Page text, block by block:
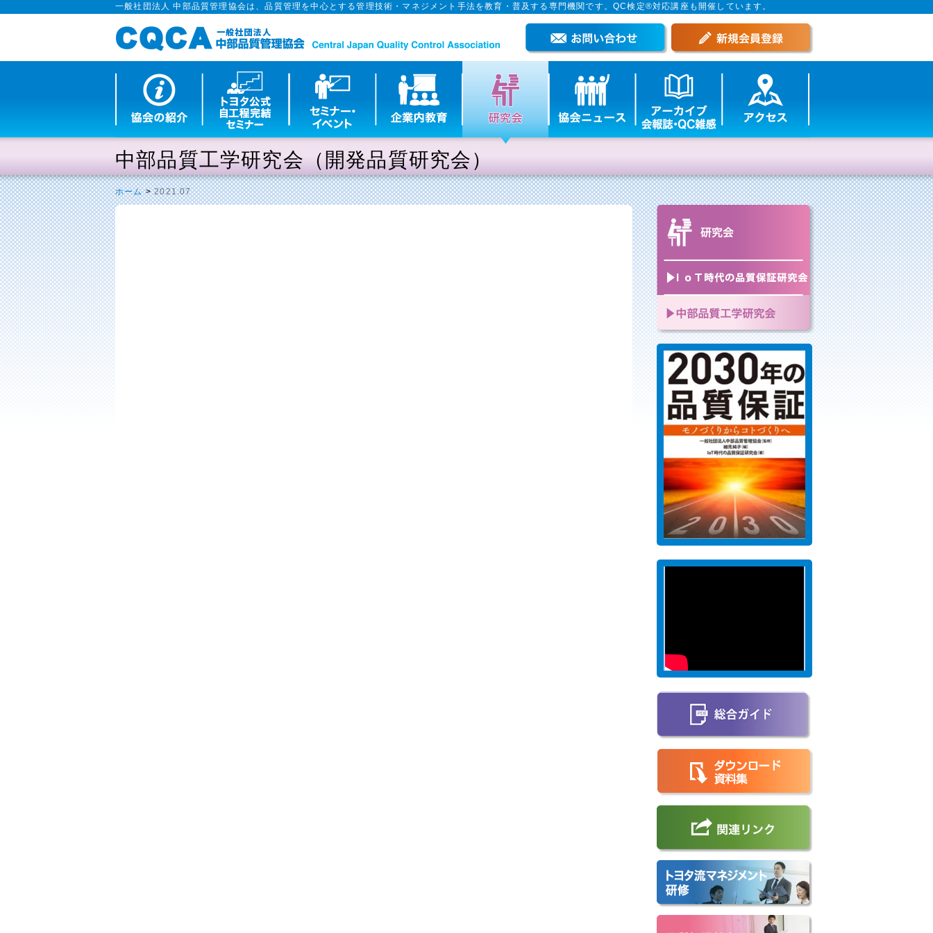
一般社団法人 中部品質管理協会は、品質管理を中心とする管理技術・マネジメント手法を教育・普及する専門機関です。QC検定®対応講座も開催しています。
中部品質工学研究会（開発品質研究会）
ホーム>2021.07